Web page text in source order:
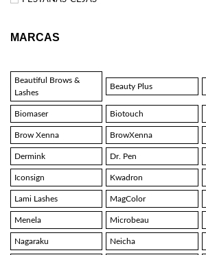
MARCAS
Beautiful Brows &
Lashes
Beauty Plus
Biomaser Biotouch
Brow Xenna BrowXenna
Dermink Dr. Pen
Iconsign Kwadron
Lami Lashes MagColor
Menela Microbeau
Nagaraku Neicha